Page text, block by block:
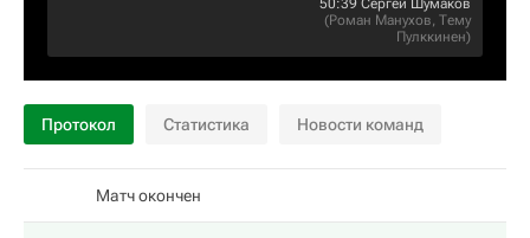
50:39 Сергей Шумаков
(Роман Манухов, Тему
Пулккинен)
Протокол Статистика Новости команд
Матч окончен